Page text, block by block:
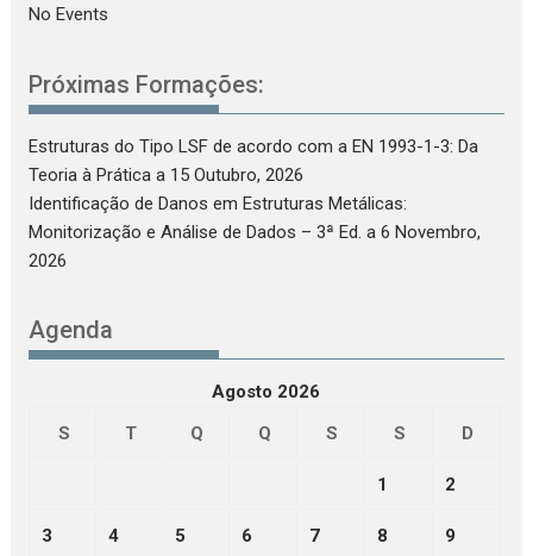
No Events
Próximas Formações:
Estruturas do Tipo LSF de acordo com a EN 1993-1-3: Da
Teoria à Prática a 15 Outubro, 2026
Identificação de Danos em Estruturas Metálicas:
Monitorização e Análise de Dados – 3ª Ed. a 6 Novembro,
2026
Agenda
Agosto 2026
S
T Q Q S S D
1 2
3 4 5 6 7 8 9